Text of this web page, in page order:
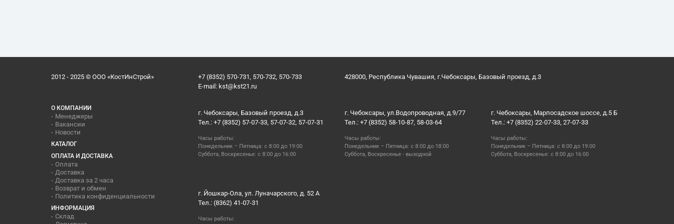
2012 - 2025 © ООО «КостИнСтрой»
+7 (8352) 570-731, 570-732, 570-733
E-mail: kst@kst21.ru
428000, Республика Чувашия, г.Чебоксары, Базовый проезд, д.3
О КОМПАНИИ
Менеджеры
Вакансии
Новости
КАТАЛОГ
ОПЛАТА И ДОСТАВКА
Оплата
Доставка
Доставка за 2 часа
Возврат и обмен
Политика конфиденциальности
ИНФОРМАЦИЯ
Склад
г. Чебоксары, Базовый проезд, д.3
Тел.: +7 (8352) 57-07-33, 57-07-32, 57-07-31
Часы работы:
Понедельник – Пятница: с 8:00 до 19:00
Суббота, Воскресенье: с 8:00 до 16:00
г. Чебоксары, ул.Водопроводная, д.9/77
Тел.: +7 (8352) 58-10-87, 58-03-64
Часы работы:
Понедельник – Пятница: с 8:00 до 18:00
Суббота, Воскресенье - выходной
г. Чебоксары, Марпосадское шоссе, д.5 Б
Тел.: +7 (8352) 22-07-33, 27-07-33
Часы работы:
Понедельник – Пятница: с 8:00 до 19:00
Суббота, Воскресенье: с 8:00 до 16:00
г. Йошкар-Ола, ул. Луначарского, д. 52 А
Тел.: (8362) 41-07-31
Часы работы: